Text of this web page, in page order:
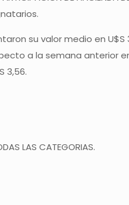
su valor medio en U$S
a la semana anterior
3,56.
LAS CATEGORIAS.